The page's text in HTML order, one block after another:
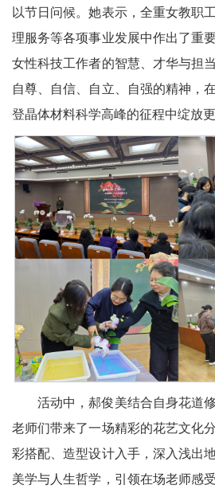
以节日问候。她表示，全重女教职
理服务等各项事业发展中作出了重
女性科技工作者的智慧、才华与担
自尊、自信、自立、自强的精神，
登晶体材料科学高峰的征程中绽放
活动中，郝俊美结合自身花道
老师们带来了一场精彩的花艺文化
彩搭配、造型设计入手，深入浅出
美学与人生哲学，引领在场老师感